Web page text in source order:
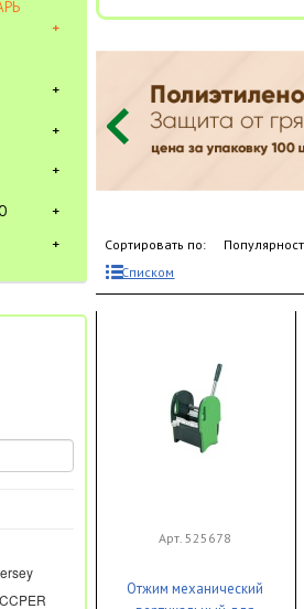
Сортировать по:
Списком
Арт. 525678
Отжим механический